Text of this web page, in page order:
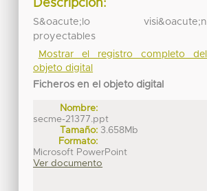
Descripción:
S&oacute;lo visi&oacute;n
proyectables
Mostrar el registro completo del
objeto digital
Ficheros en el objeto digital
Nombre:
secme-21377.ppt
Tamaño: 3.658Mb
Formato:
Microsoft PowerPoint
Ver documento